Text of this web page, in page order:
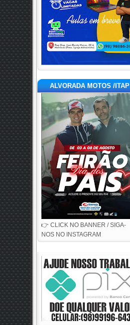
ALVORADA MOTOS /ITAP
👉 CLICK NO BANNER / SIGA-
NOS NO INSTAGRAM